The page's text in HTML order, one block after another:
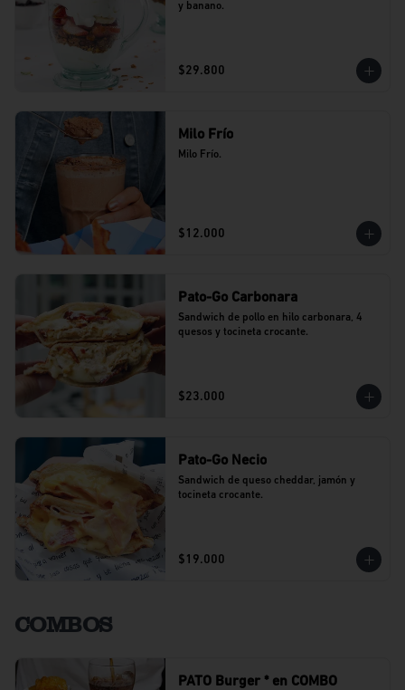
y banano.
$29.800
Milo Frío
Milo Frío.
$12.000
Pato-Go Carbonara
Sandwich de pollo en hilo carbonara, 4
quesos y tocineta crocante.
$23.000
Pato-Go Necio
Sandwich de queso cheddar, jamón y
tocineta crocante.
$19.000
COMBOS
PATO Burger * en COMBO